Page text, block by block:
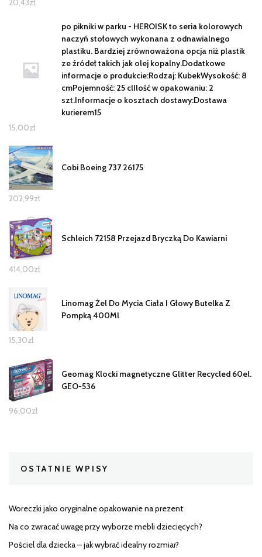
20,43zł
po pikniki w parku - HEROISK to seria kolorowych
naczyń stołowych wykonana z odnawialnego
plastiku. Bardziej zrównoważona opcja niż plastik
ze źródeł takich jak olej kopalny.Dodatkowe
informacje o produkcie:Rodzaj: KubekWysokość: 8
cmPojemność: 25 clIlość w opakowaniu: 2
szt.Informacje o kosztach dostawy:Dostawa
kurierem15
15,00zł
Cobi Boeing 737 26175
202,99zł
Schleich 72158 Przejazd Bryczką Do Kawiarni
414,00zł
Linomag Żel Do Mycia Ciała I Głowy Butelka Z
Pompką 400Ml
15,30zł
Geomag Klocki magnetyczne Glitter Recycled 60el.
GEO-536
96,00zł
OSTATNIE WPISY
Woreczki jako oryginalne opakowanie na prezent
Na co zwracać uwagę przy wyborze mebli dziecięcych?
Pościel dla dziecka – jak wybrać idealny rozmiar?